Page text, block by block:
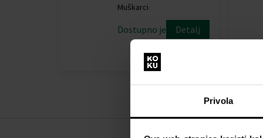
Privola
Muškarci
Dostupno je Detalj